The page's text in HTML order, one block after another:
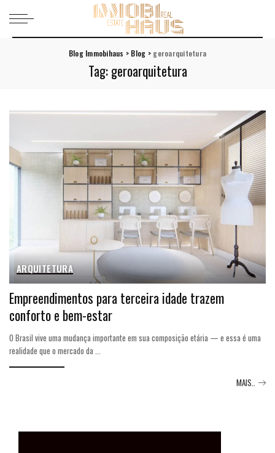
Blog Immobihaus > Blog > geroarquitetura
Tag:geroarquitetura
ARQUITETURA
Empreendimentos para terceira idade trazem
conforto e bem-estar
O Brasil vive uma mudança importante em sua composição etária — e essa é uma
realidade que o mercado da ...
MAIS..